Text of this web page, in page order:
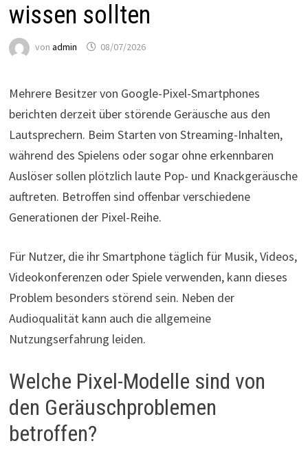
wissen sollten
von admin 08/07/2026
Mehrere Besitzer von Google-Pixel-Smartphones
berichten derzeit über störende Geräusche aus den
Lautsprechern. Beim Starten von Streaming-Inhalten,
während des Spielens oder sogar ohne erkennbaren
Auslöser sollen plötzlich laute Pop- und Knackgeräusche
auftreten. Betroffen sind offenbar verschiedene
Generationen der Pixel-Reihe.
Für Nutzer, die ihr Smartphone täglich für Musik, Videos,
Videokonferenzen oder Spiele verwenden, kann dieses
Problem besonders störend sein. Neben der
Audioqualität kann auch die allgemeine
Nutzungserfahrung leiden.
Welche Pixel-Modelle sind von
den Geräuschproblemen
betroffen?